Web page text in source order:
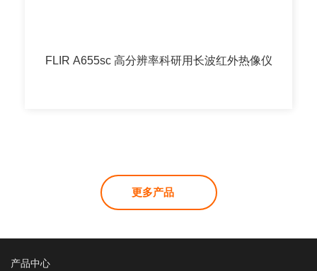
FLIR A655sc 高分辨率科研用长波红外热像仪
更多产品
产品中心